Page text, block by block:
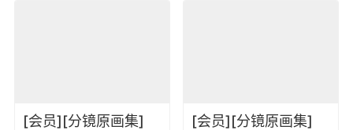
[会员][分镜原画集]
[会员][分镜原画集]